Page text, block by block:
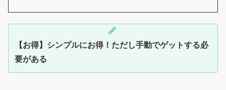
【お得】シンプルにお得！ただし手動でゲットする必
要がある